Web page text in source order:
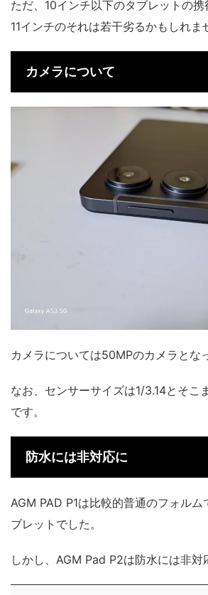
ただ、10インチ以下のタブレットの携
11インチのそれは若干劣るかもしれま
カメラについて
カメラについては50MPのカメラとな
なお、センサーサイズは1/3.14とそこ
です。
防水には非対応に
AGM PAD P1は比較的普通のフォルム
ブレットでした。
しかし、AGM Pad P2は防水には非対